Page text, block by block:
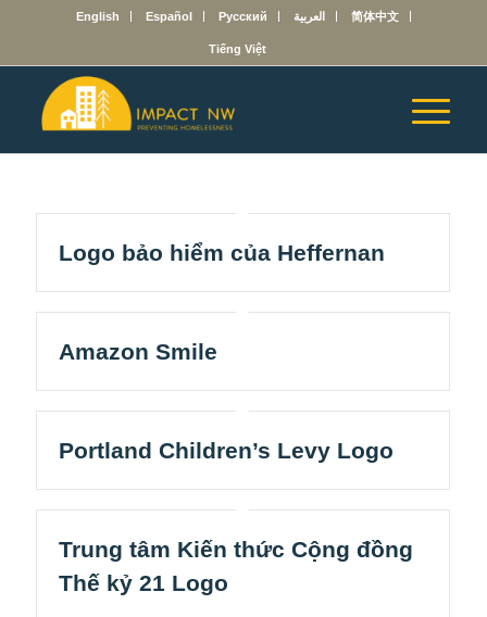
English Español Русский العربية 简体中文
Tiếng Việt
Logo bảo hiểm của Heffernan
Amazon Smile
Portland Children’s Levy Logo
Trung tâm Kiến thức Cộng đồng
Thế kỷ 21 Logo